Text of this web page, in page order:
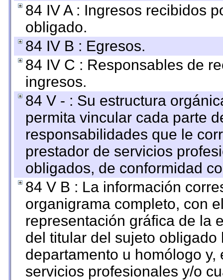
84 IV A : Ingresos recibidos
obligado.
84 IV B : Egresos.
84 IV C : Responsables de
ingresos.
84 V - : Su estructura
permita vincular cada parte
responsabilidades que le
prestador de servicios
obligados, de conformidad
84 V B : La información
organigrama completo, con
representación gráfica de la
del titular del sujeto
departamento u homólogo
servicios profesionales y/o